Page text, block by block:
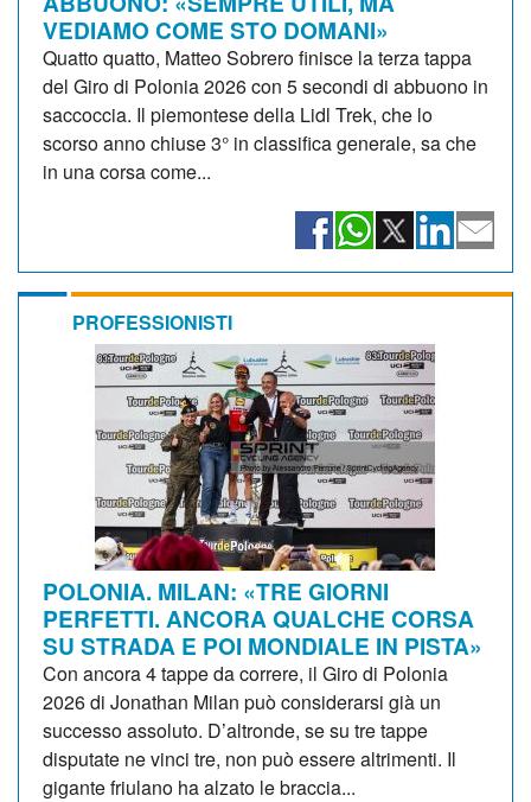
VEDIAMO COME STO DOMANI»
Quatto quatto, Matteo Sobrero finisce la terza tappa
del Giro di Polonia 2026 con 5 secondi di abbuono in
saccoccia. Il piemontese della Lidl Trek, che lo
scorso anno chiuse 3° in classifica generale, sa che
in una corsa come...
PROFESSIONISTI
POLONIA. MILAN: «TRE GIORNI
PERFETTI. ANCORA QUALCHE CORSA
SU STRADA E POI MONDIALE IN PISTA»
Con ancora 4 tappe da correre, il Giro di Polonia
2026 di Jonathan Milan può considerarsi già un
successo assoluto. D’altronde, se su tre tappe
disputate ne vinci tre, non può essere altrimenti. Il
gigante friulano ha alzato le braccia...